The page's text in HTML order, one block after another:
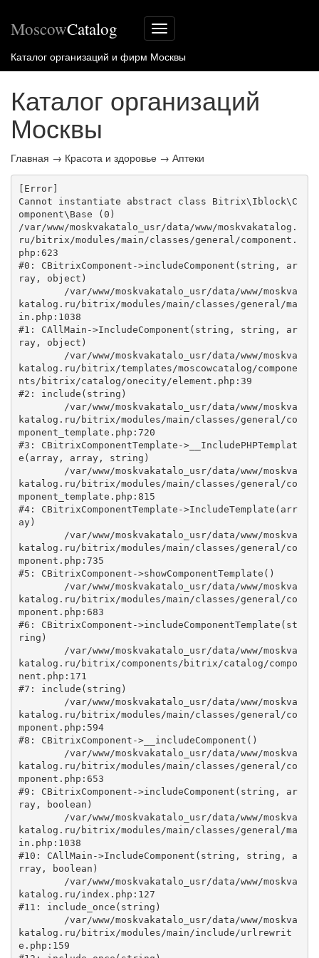
Меню
сайта
MoscowCatalog
Каталог организаций и фирм Москвы
Каталог организаций
Москвы
Главная → Красота и здоровье → Аптеки
[Error]
Cannot instantiate abstract class Bitrix\Iblock\C
omponent\Base (0)
/var/www/moskvakatalo_usr/data/www/moskvakatalog.
ru/bitrix/modules/main/classes/general/component.
php:623
#0: CBitrixComponent->includeComponent(string, ar
ray, object)
katalog.ru/bitrix/modules/main/classes/general/ma
in.php:1038
#1: CAllMain->IncludeComponent(string, string, ar
ray, object)
katalog.ru/bitrix/templates/moscowcatalog/compone
nts/bitrix/catalog/onecity/element.php:39
#2: include(string)
katalog.ru/bitrix/modules/main/classes/general/co
mponent_template.php:720
#3: CBitrixComponentTemplate->__IncludePHPTemplat
e(array, array, string)
katalog.ru/bitrix/modules/main/classes/general/co
mponent_template.php:815
#4: CBitrixComponentTemplate->IncludeTemplate(arr
ay)
katalog.ru/bitrix/modules/main/classes/general/co
mponent.php:735
#5: CBitrixComponent->showComponentTemplate()
katalog.ru/bitrix/modules/main/classes/general/co
mponent.php:683
#6: CBitrixComponent->includeComponentTemplate(st
ring)
katalog.ru/bitrix/components/bitrix/catalog/compo
nent.php:171
#7: include(string)
katalog.ru/bitrix/modules/main/classes/general/co
mponent.php:594
#8: CBitrixComponent->__includeComponent()
katalog.ru/bitrix/modules/main/classes/general/co
mponent.php:653
#9: CBitrixComponent->includeComponent(string, ar
ray, boolean)
katalog.ru/bitrix/modules/main/classes/general/ma
in.php:1038
#10: CAllMain->IncludeComponent(string, string, a
rray, boolean)
katalog.ru/index.php:127
#11: include_once(string)
katalog.ru/bitrix/modules/main/include/urlrewrit
e.php:159